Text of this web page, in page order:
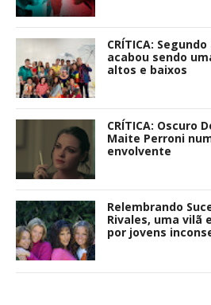
CRÍTICA:
acabou sendo
altos e baixos
CRÍTICA: Oscuro
Maite Perroni
envolvente
Relembrando
Rivales, uma vilã
por jovens